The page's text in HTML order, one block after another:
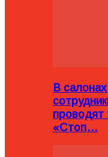
В
проводят
«Стоп…